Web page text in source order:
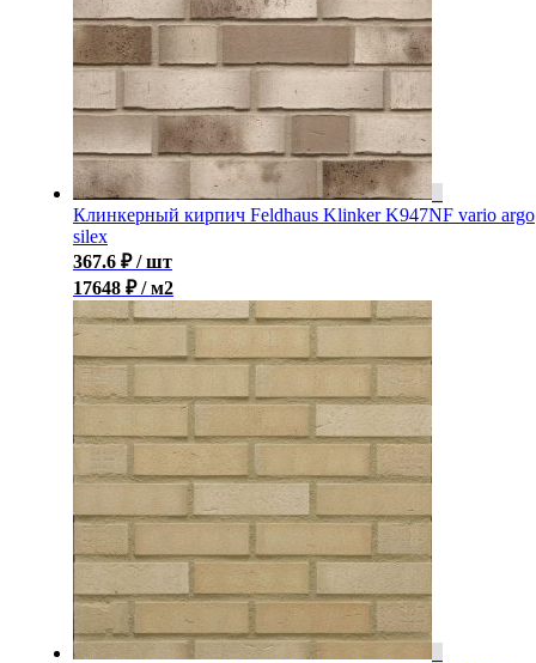
Клинкерный кирпич Feldhaus Klinker K947NF vario argo
silex
367.6 ₽ / шт
17648 ₽ / м2